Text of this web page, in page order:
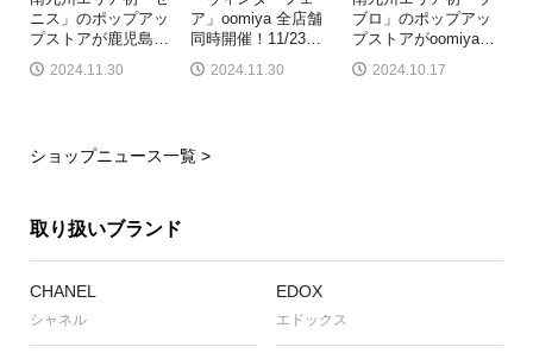
ニス」のポップアッ
プストアが鹿児島…
2024.11.30
ア」oomiya 全店舗
同時開催！11/23…
2024.11.30
ブロ」のポップアッ
プストアがoomiya…
2024.10.17
ショップニュース一覧 >
取り扱いブランド
CHANEL
シャネル
EDOX
エドックス